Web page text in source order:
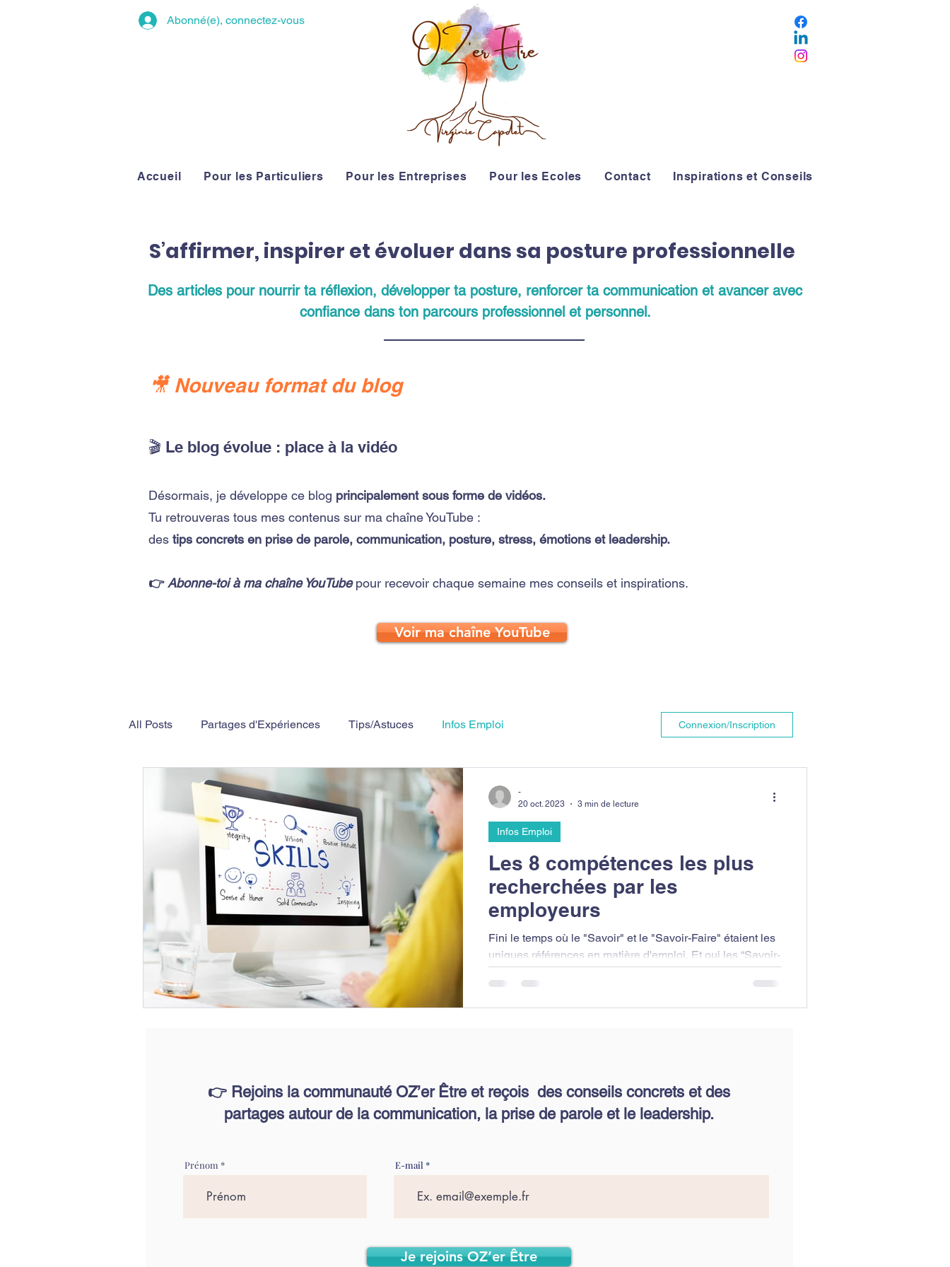
Abonné(e), connectez-vous
Accueil Pour les Particuliers Pour les Entreprises Pour les Ecoles Contact Inspirations et Conseils
S’affirmer, inspirer et évoluer dans sa posture professionnelle
Des articles pour nourrir ta réflexion, développer ta posture, renforcer ta communication et avancer avec
confiance dans ton parcours professionnel et personnel.
🎥 Nouveau format du blog
🎬 Le blog évolue : place à la vidéo
Désormais, je développe ce blog principalement sous forme de vidéos.
Tu retrouveras tous mes contenus sur ma chaîne YouTube :
des tips concrets en prise de parole, communication, posture, stress, émotions et leadership.
👉Abonne-toi à ma chaîne YouTube pour recevoir chaque semaine mes conseils et inspirations.
Voir ma chaîne YouTube
All Posts Partages d'Expériences Tips/Astuces Infos Emploi Connexion/Inscription
Les 8 compétences les plus
recherchées par les
employeurs
Fini le temps où le "Savoir" et le "Savoir-Faire" étaient les
uniques références en matière d'emploi. Et oui les “Savoir-
Être” sont...
Infos Emploi
-
20 oct. 2023
3 min de lecture
👉 Rejoins la communauté OZ’er Être et reçois des conseils concrets et des
partages autour de la communication, la prise de parole et le leadership.
Prénom E-mail
Je rejoins OZ’er Être